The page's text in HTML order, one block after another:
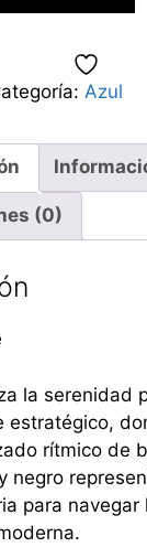
Azul
(0)
la serenidad
estratégico,
rítmico de
negro
para